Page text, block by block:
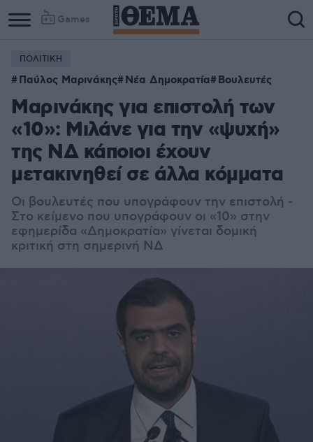
Games
ΠΟΛΙΤΙΚΗ
Παύλος Μαρινάκης Νέα Δημοκρατία Βουλευτές
Μαρινάκης για επιστολή των
«10»: Μιλάνε για την «ψυχή»
της ΝΔ κάποιοι έχουν
μετακινηθεί σε άλλα κόμματα
Οι βουλευτές που υπογράφουν την επιστολή -
Στο κείμενο που υπογράφουν οι «10» στην
εφημερίδα «Δημοκρατία» γίνεται δομική
κριτική στη σημερινή ΝΔ